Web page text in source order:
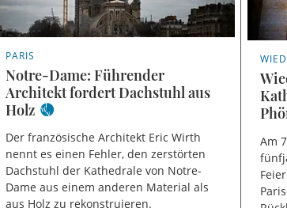
PARIS
Notre-Dame: Führender
Architekt fordert Dachstuhl aus
Holz
Der französische Architekt Eric Wirth
nennt es einen Fehler, den zerstörten
Dachstuhl der Kathedrale von Notre-
Dame aus einem anderen Material als
aus Holz zu rekonstruieren.
Am